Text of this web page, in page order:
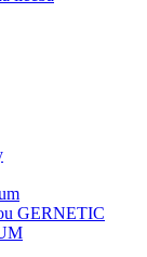
GERNETIC